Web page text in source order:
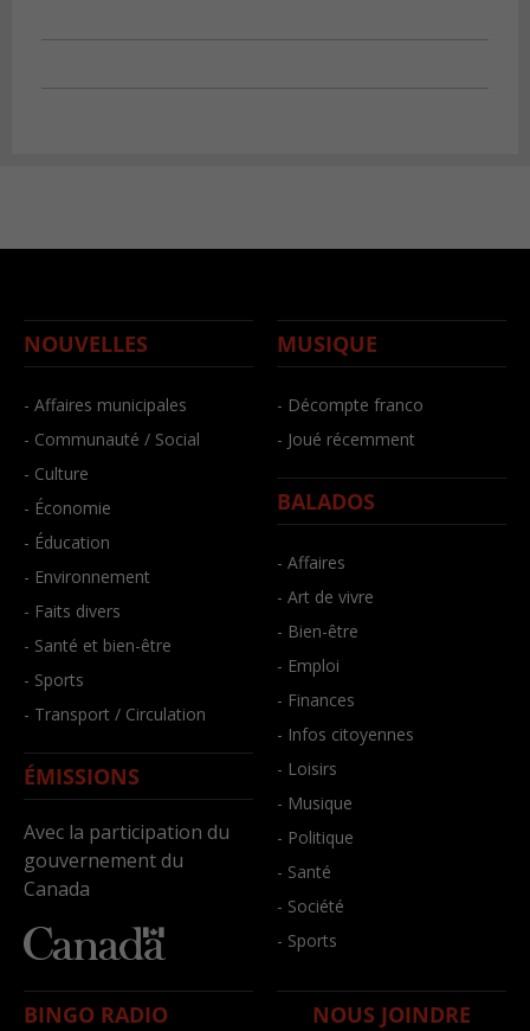
NOUVELLES
- Affaires municipales
- Communauté / Social
- Culture
- Économie
- Éducation
- Environnement
- Faits divers
- Santé et bien-être
- Sports
- Transport / Circulation
ÉMISSIONS
Avec la participation du
gouvernement du
Canada
MUSIQUE
- Décompte franco
- Joué récemment
BALADOS
- Affaires
- Art de vivre
- Bien-être
- Emploi
- Finances
- Infos citoyennes
- Loisirs
- Musique
- Politique
- Santé
- Société
- Sports
BINGO RADIO NOUS JOINDRE